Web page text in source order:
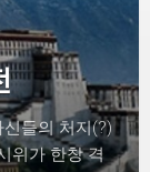
들의 처지(?)
위가 한창 격